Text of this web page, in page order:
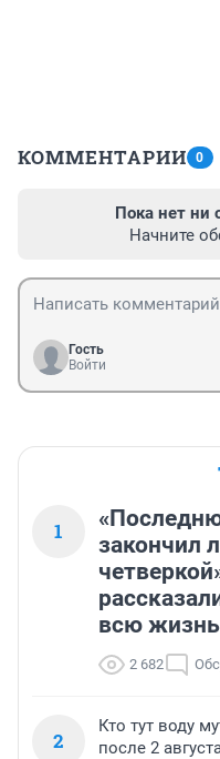
КОММЕНТАРИИ 0
Пока нет ни
Начните
Гость
Войти
1
закончил
всю
2 682
2
Кто тут воду
после 2